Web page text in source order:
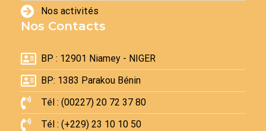
Nos activités
Nos Contacts
BP : 12901 Niamey - NIGER
BP: 1383 Parakou Bénin
Tél : (00227) 20 72 37 80
Tél : (+229) 23 10 10 50